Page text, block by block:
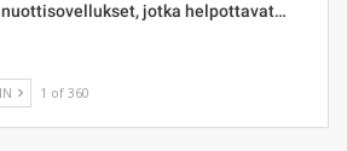
jotka helpottavat…
1 of 360